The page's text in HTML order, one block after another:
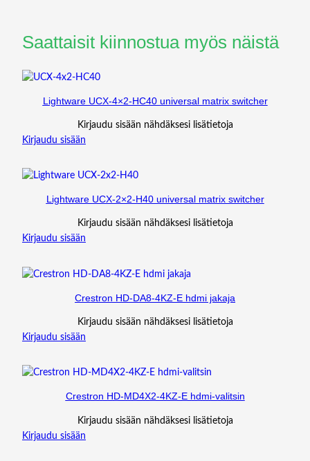
Saattaisit kiinnostua myös näistä
Lightware UCX-4×2-HC40 universal matrix switcher
Kirjaudu sisään nähdäksesi lisätietoja
Kirjaudu sisään
Lightware UCX-2×2-H40 universal matrix switcher
Kirjaudu sisään nähdäksesi lisätietoja
Kirjaudu sisään
Crestron HD-DA8-4KZ-E hdmi jakaja
Kirjaudu sisään nähdäksesi lisätietoja
Kirjaudu sisään
Crestron HD-MD4X2-4KZ-E hdmi-valitsin
Kirjaudu sisään nähdäksesi lisätietoja
Kirjaudu sisään